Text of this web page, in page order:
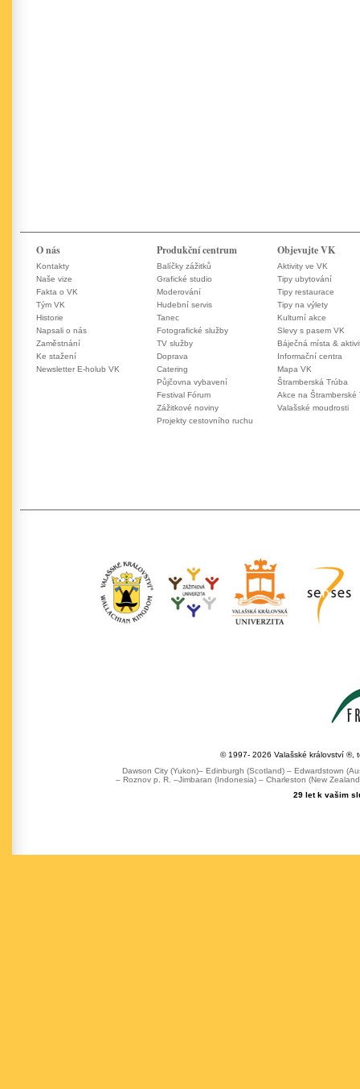
O nás
Kontakty
Naše vize
Fakta o VK
Tým VK
Historie
Napsali o nás
Zaměstnání
Ke stažení
Newsletter E-holub VK
Produkční centrum
Balíčky zážitků
Grafické studio
Moderování
Hudební servis
Tanec
Fotografické služby
TV služby
Doprava
Catering
Půjčovna vybavení
Festival Fórum
Zážitkové noviny
Projekty cestovního ruchu
Objevujte VK
Aktivity ve VK
Tipy ubytování
Tipy restaurace
Tipy na výlety
Kulturní akce
Slevy s pasem VK
Báječná místa &
Informační centra
Mapa VK
Štramberská Trúba
Akce na Štramberské
Valašské moudrosti
© 1997- 2026 Valašské království ®,
Dawson City (Yukon)– Edinburgh (Scotland) – Edwardstown
– Roznov p. R. –Jimbaran (Indonesia) – Charleston (New
29 let k vašim